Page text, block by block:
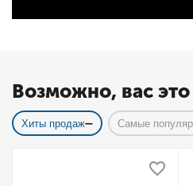
Возможно, вас это
Хиты продаж Самые